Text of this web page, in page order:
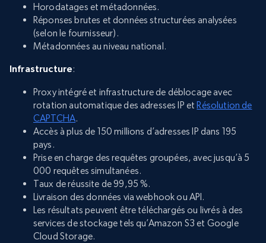
Horodatages et métadonnées.
Réponses brutes et données structurées analysées
(selon le fournisseur).
Métadonnées au niveau national.
Infrastructure:
Proxy intégré et infrastructure de déblocage avec
rotation automatique des adresses IP etRésolution de
CAPTCHA.
Accès à plus de 150 millions d’adresses IP dans 195
pays.
Prise en charge des requêtes groupées, avec jusqu’à 5
000 requêtes simultanées.
Taux de réussite de 99,95 %.
Livraison des données via webhook ou API.
Les résultats peuvent être téléchargés ou livrés à des
services de stockage tels qu’Amazon S3 et Google
Cloud Storage.